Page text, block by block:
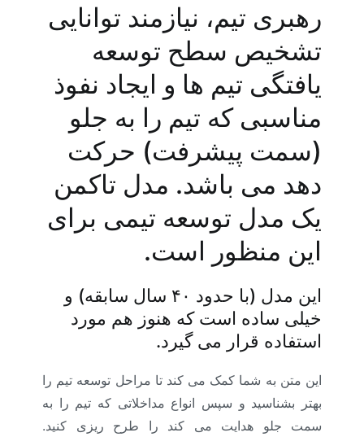
رهبری تیم، نیازمند توانایی
تشخیص سطح توسعه
یافتگی تیم ها و ایجاد نفوذ
مناسبی که تیم را به جلو
(سمت پیشرفت) حرکت
دهد می باشد. مدل تاکمن
یک مدل توسعه تیمی برای
این منظور است.
این مدل (با حدود ۴۰ سال سابقه) و
خیلی ساده است که هنوز هم مورد
استفاده قرار می گیرد.
این متن به شما کمک می کند تا مراحل توسعه تیم را
بهتر بشناسید و سپس انواع مداخلاتی که تیم را به
سمت جلو هدایت می کند را طرح ریزی کنید.